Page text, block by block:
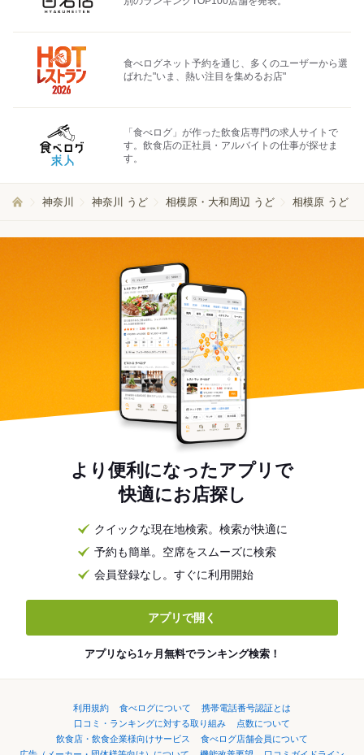
食べログネット予約を通じ、多くのユーザーから選
ばれた"いま、熱い注目を集めるお店"
「食べログ」が作った飲食店専門の求人サイトで
す。飲食店の正社員・アルバイトの仕事が探せま
す。
神奈川 神奈川 うど 相模原・大和周辺 うど 相模原 うど
より便利になったアプリで
快適にお店探し
クイックな現在地検索。検索が快適に
予約も簡単。空席をスムーズに検索
会員登録なし。すぐに利用開始
アプリで開く
アプリなら1ヶ月無料でランキング検索！
利用規約 食べログについて
携帯電話番号認証とは
口コミ・ランキングに対する取り組み
点数について
飲食店・飲食企業様向けサービス
食べログ店舗会員について